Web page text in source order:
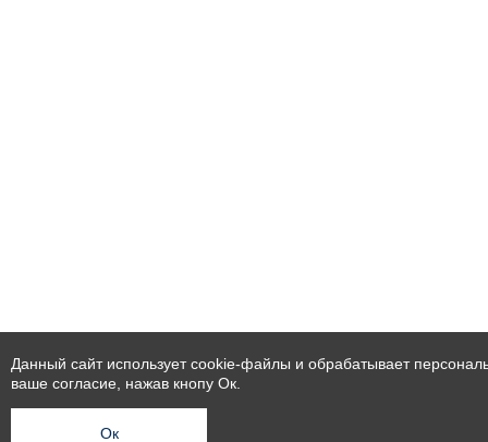
Данный сайт использует cookie-файлы и обрабатывает
ваше согласие, нажав кнопу Ок.
Ок